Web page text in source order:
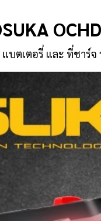
บตเตอรี่ และ ที่ชาร์